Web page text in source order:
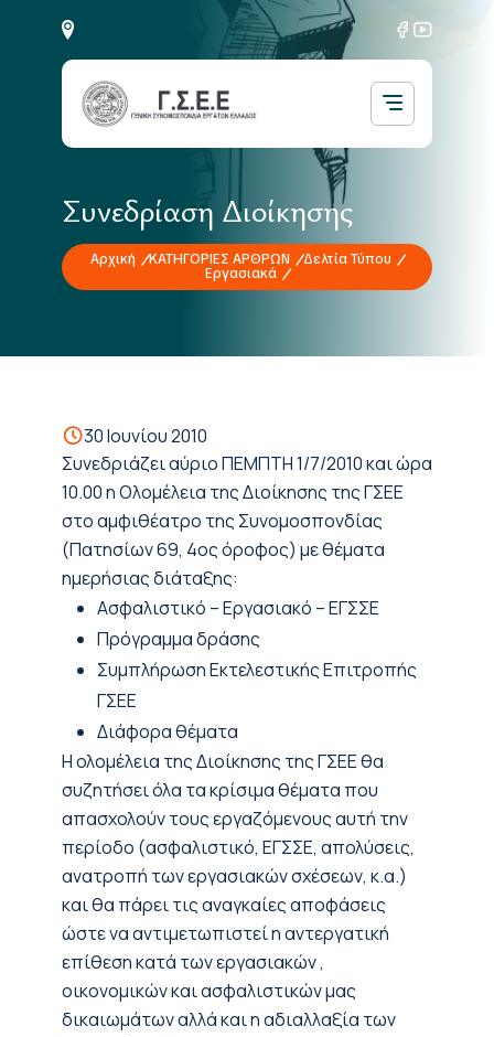
Συνεδρίαση Διοίκησης
Αρχική ΚΑΤΗΓΟΡΙΕΣ ΑΡΘΡΩΝ
Δελτία Τύπου
Εργασιακά
30 Ιουνίου 2010
Συνεδριάζει αύριο ΠΕΜΠΤΗ 1/7/2010 και ώρα
10.00 η Ολομέλεια της Διοίκησης της ΓΣΕΕ
στο αμφιθέατρο της Συνομοσπονδίας
(Πατησίων 69, 4ος όροφος) με θέματα
ημερήσιας διάταξης:
Ασφαλιστικό – Εργασιακό – ΕΓΣΣΕ
Πρόγραμμα δράσης
Συμπλήρωση Εκτελεστικής Επιτροπής
ΓΣΕΕ
Διάφορα θέματα
Η ολομέλεια της Διοίκησης της ΓΣΕΕ θα
συζητήσει όλα τα κρίσιμα θέματα που
απασχολούν τους εργαζόμενους αυτή την
περίοδο (ασφαλιστικό, ΕΓΣΣΕ, απολύσεις,
ανατροπή των εργασιακών σχέσεων, κ.α.)
και θα πάρει τις αναγκαίες αποφάσεις
ώστε να αντιμετωπιστεί η αντεργατική
επίθεση κατά των εργασιακών ,
οικονομικών και ασφαλιστικών μας
δικαιωμάτων αλλά και η αδιαλλαξία των